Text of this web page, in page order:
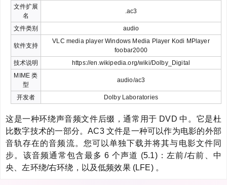
文件扩展
名
.ac3
文件类别 audio
软件支持
VLC media player Windows Media Player Kodi MPlayer
foobar2000
技术说明
https://en.wikipedia.org/wiki/Dolby_Digital
MIME 类
型
audio/ac3
开发者 Dolby Laboratories
这是一种环绕声音频文件后缀，通常用于 DVD 中。它是杜
比数字技术的一部分。AC3 文件是一种可以作为电影的外部
音轨存在的音频流。您可以单独下载并将其与电影文件同
步。该音频通常包含最多 6 个声道 (5.1)：左前/右前、中
央、左环绕/右环绕，以及低频效果 (LFE) 。